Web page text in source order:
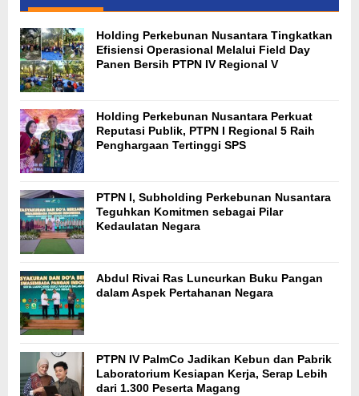
Holding Perkebunan Nusantara Tingkatkan
Efisiensi Operasional Melalui Field Day
Panen Bersih PTPN IV Regional V
Holding Perkebunan Nusantara Perkuat
Reputasi Publik, PTPN I Regional 5 Raih
Penghargaan Tertinggi SPS
PTPN I, Subholding Perkebunan Nusantara
Teguhkan Komitmen sebagai Pilar
Kedaulatan Negara
Abdul Rivai Ras Luncurkan Buku Pangan
dalam Aspek Pertahanan Negara
PTPN IV PalmCo Jadikan Kebun dan Pabrik
Laboratorium Kesiapan Kerja, Serap Lebih
dari 1.300 Peserta Magang